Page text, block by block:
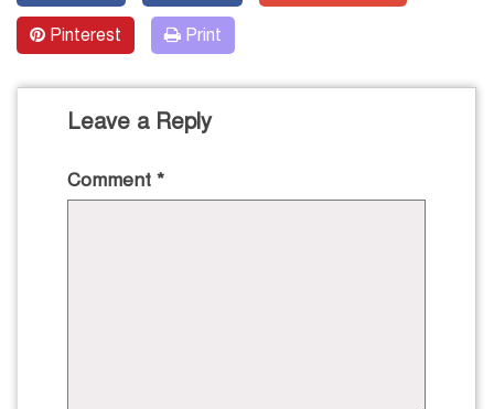
Pinterest Print
Leave a Reply
Comment *